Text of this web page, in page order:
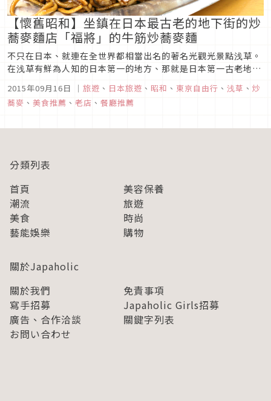
【懷舊昭和】坐鎮在日本最古老的地下街的炒
蕎麥麵店「福將」的牛筋炒蕎麥麵
不只在日本、就連在全世界都相當出名的著名光觀光景點浅草。
在浅草有鮮為人知的日本第一的地方、那就是日本第一古老地下
草・上野間開始營運的日本最早的地鉄、那就是地鉄銀座線。當
時以「東洋唯一的地鉄」為廣告代名詞、在亞洲・大洋洲地區最
2015年09月16日 ｜ 旅遊 、 日本旅遊 、 昭和 、 東京自由行 、 浅草 、 炒
蕎麥 、 美食推薦 、 老店 、 餐廳推薦
分類列表
首頁
美容保養
潮流
旅遊
美食
時尚
藝能娛樂
購物
關於Japaholic
關於我們
免責事項
寫手招募
Japaholic Girls招募
廣告、合作洽談
關鍵字列表
お問い合わせ